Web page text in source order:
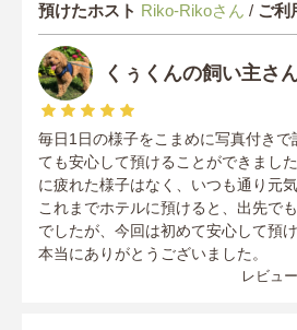
預けたホスト Riko-Rikoさん / ご利
くぅくんの飼い主さ
毎日1日の様子をこまめに写真付きで
ても安心して預けることができまし
に疲れた様子はなく、いつも通り元
これまでホテルに預けると、出先で
でしたが、今回は初めて安心して預
本当にありがとうございました。
レビュ